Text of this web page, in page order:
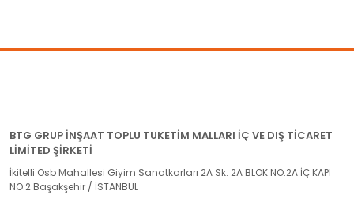
BTG GRUP İNŞAAT TOPLU TUKETİM MALLARI İÇ VE DIŞ TİCARET
LİMİTED ŞİRKETİ
İkitelli Osb Mahallesi Giyim Sanatkarları 2A Sk. 2A BLOK NO:2A İÇ KAPI
NO:2 Başakşehir / İSTANBUL